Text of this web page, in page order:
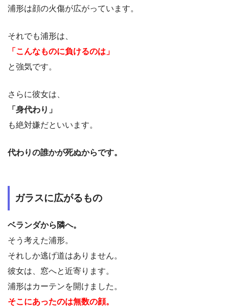
浦形は顔の火傷が広がっています。
それでも浦形は、
「こんなものに負けるのは」
と強気です。
さらに彼女は、
「身代わり」
も絶対嫌だといいます。
代わりの誰かが死ぬからです。
ガラスに広がるもの
ベランダから隣へ。
そう考えた浦形。
それしか逃げ道はありません。
彼女は、窓へと近寄ります。
浦形はカーテンを開けました。
そこにあったのは無数の顔。